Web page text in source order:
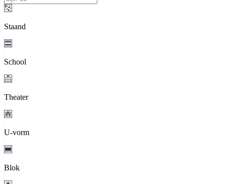
Staand
School
Theater
U-vorm
Blok